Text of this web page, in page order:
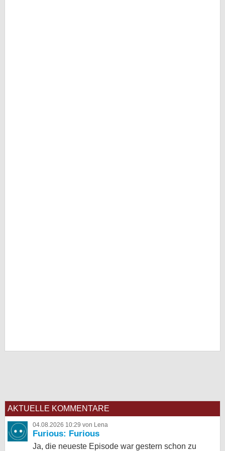
AKTUELLE KOMMENTARE
04.08.2026 10:29 von Lena
Furious: Furious
Ja, die neueste Episode war gestern schon zu